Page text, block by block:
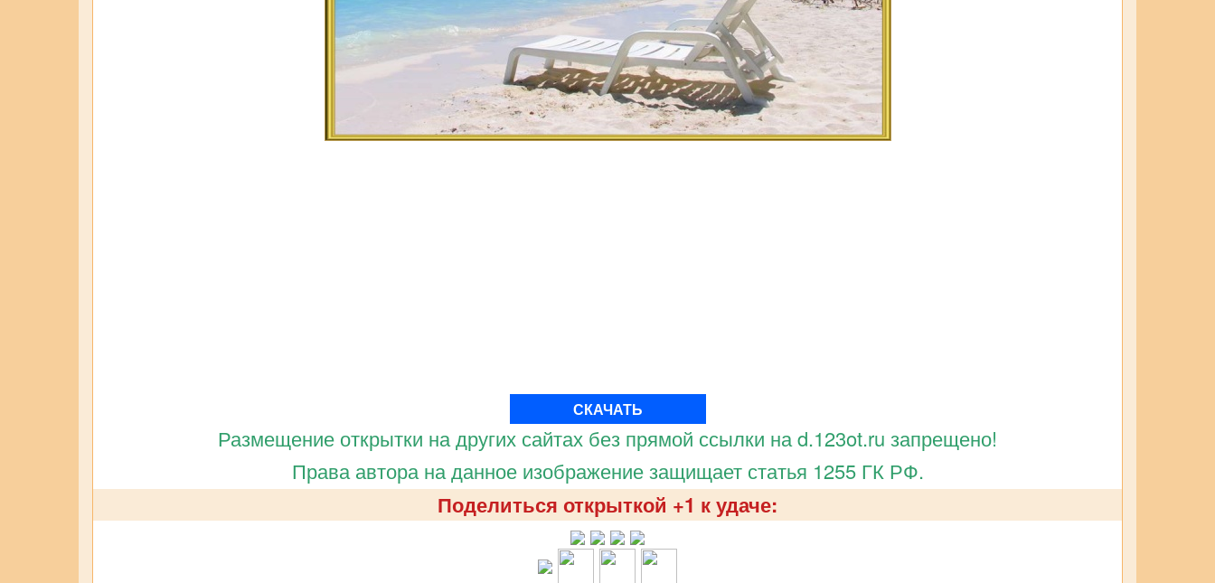
СКАЧАТЬ
Размещение открытки на других сайтах без прямой ссылки на d.123ot.ru запрещено!
Права автора на данное изображение защищает статья 1255 ГК РФ.
Поделиться открыткой +1 к удаче: